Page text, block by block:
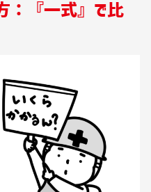
：『一式』で比